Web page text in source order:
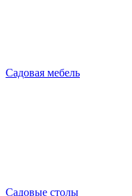
Садовая мебель
Садовые столы